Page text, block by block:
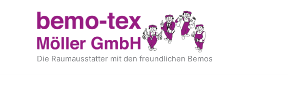
springen
springen
Die Raumausstatter mit den freundlichen Bemos